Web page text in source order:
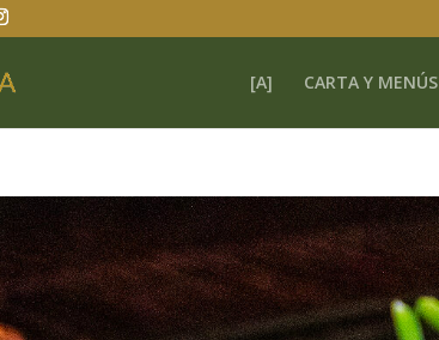
[A] CARTA Y MENÚS